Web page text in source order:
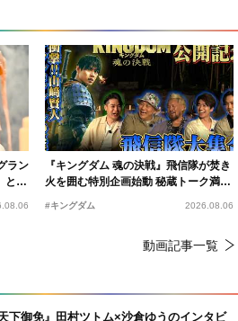
ラン
と同
『キングダム 魂の決戦』飛信隊が焚き
火を囲む特別企画始動 秘蔵トーク満載
の“キングダムキャンプ”開催
#キングダム 2026.08.06
動画記事一覧
下御免』田村ツトム×沙倉ゆうのインタビ